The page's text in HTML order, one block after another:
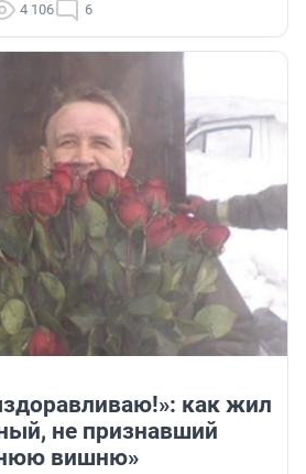
4 106 6
как жил
не признавший
вишню»